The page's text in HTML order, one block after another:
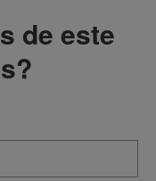
de este